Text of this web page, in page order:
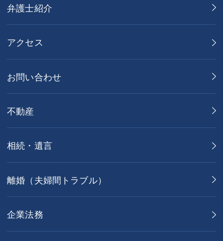
弁護士紹介
アクセス
お問い合わせ
不動産
相続・遺言
離婚（夫婦間トラブル）
企業法務